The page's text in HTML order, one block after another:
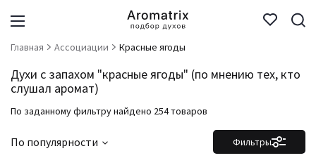
Главная Ассоциации Красные ягоды
Духи с запахом "красные ягоды" (по мнению тех, кто
слушал аромат)
По заданному фильтру найдено 254 товаров
Фильтры
По популярности